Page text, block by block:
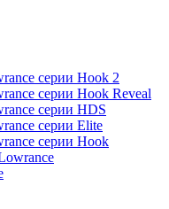
серии Hook 2
серии Hook Reveal
серии HDS
серии Elite
серии Hook